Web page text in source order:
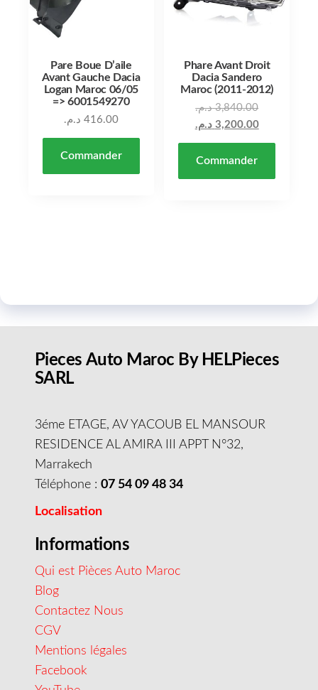
Pare Boue D’aile
Avant Gauche Dacia
Logan Maroc 06/05
=> 6001549270
416.00 د.م.
Commander
Phare Avant Droit
Dacia Sandero
Maroc (2011-2012)
3,840.00 د.م.
3,200.00 د.م.
Commander
Pieces Auto Maroc By HELPieces
SARL
3éme ETAGE, AV YACOUB EL MANSOUR
RESIDENCE AL AMIRA III APPT N°32,
Marrakech
Téléphone : 07 54 09 48 34
Localisation
Informations
Qui est Pièces Auto Maroc
Blog
Contactez Nous
CGV
Mentions légales
Facebook